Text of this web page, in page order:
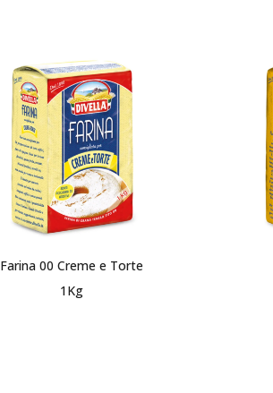
Farina 00 Creme e Torte
1Kg